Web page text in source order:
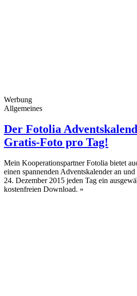
Werbung
Allgemeines
Der Fotolia
Gratis-Foto pro Tag!
Mein Kooperationspartner Fotolia bietet
einen spannenden Adventskalender an
24. Dezember 2015 jeden Tag ein
kostenfreien Download. »